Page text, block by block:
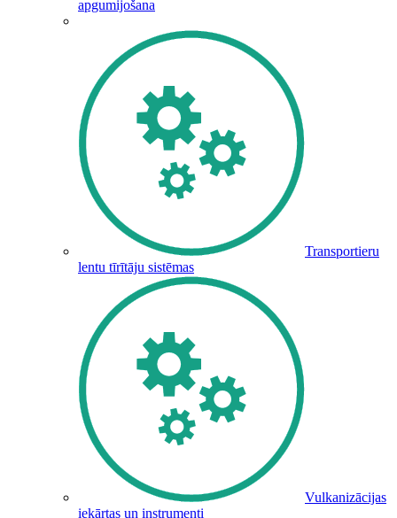
apgumijošana
Transportieru
lentu tīrītāju sistēmas
Vulkanizācijas
iekārtas un instrumenti